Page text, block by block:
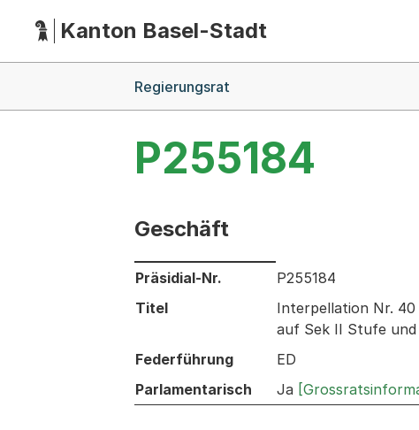
HauptnavigationKanton Basel-Stadt
Regierungsrat
P255184
Geschäft
Informationen zum Ausgewählten
Präsidial-Nr.
P255184
Titel
Interpellation Nr. 40
auf Sek II Stufe und
Federführung
ED
Parlamentarisch
Ja